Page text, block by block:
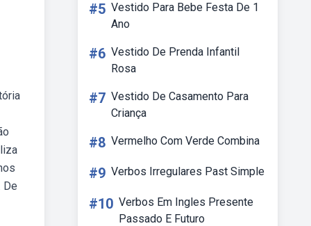
De
#5 Vestido Para Bebe Festa De 1
Ano
#6 Vestido De Prenda Infantil
Rosa
#7 Vestido De Casamento Para
Criança
#8 Vermelho Com Verde Combina
#9 Verbos Irregulares Past Simple
#10 Verbos Em Ingles Presente
Passado E Futuro